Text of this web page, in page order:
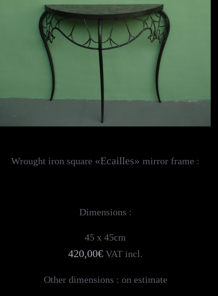
Wrought iron square «Ecailles» mirror frame :
Dimensions :
45 x 45cm
420,00€ VAT incl.
Other dimensions : on estimate